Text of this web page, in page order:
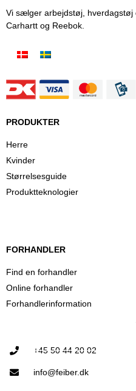
Vi sælger arbejdstøj,
Carhartt og Reebok.
PRODUKTER
Herre
Kvinder
Størrelsesguide
Produktteknologier
FORHANDLER
Find en forhandler
Online forhandler
Forhandlerinformation
+45 50 44 20 02
info@feiber.dk